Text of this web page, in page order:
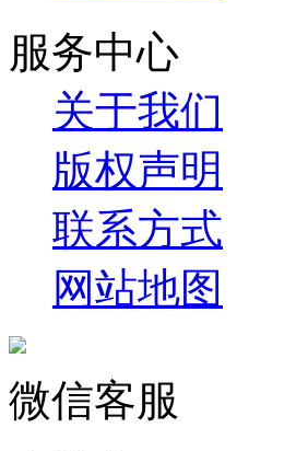
服务中心
关于我们
版权声明
联系方式
网站地图
微信客服